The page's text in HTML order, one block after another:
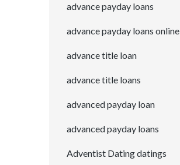
advance payday loans
advance payday loans online
advance title loan
advance title loans
advanced payday loan
advanced payday loans
Adventist Dating datings